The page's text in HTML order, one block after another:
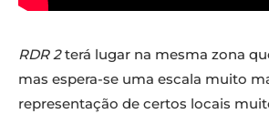
RDR 2terá lugar na mesma zona
mas espera-se uma escala muito
representação de certos locais